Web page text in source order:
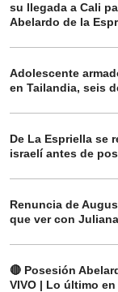
su llegada a Cali
Abelardo de la
Adolescente
en Tailandia, seis
De La Espriella se
israelí antes de
Renuncia de
que ver con
🔴 Posesión
VIVO | Lo último